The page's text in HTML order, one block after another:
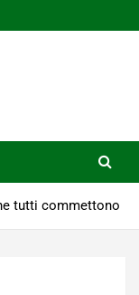
tutti commettono